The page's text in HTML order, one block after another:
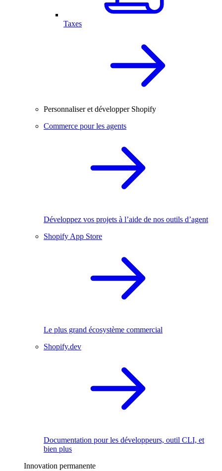
Taxes
Personnaliser et développer Shopify
Commerce pour les agents
Développez vos projets à l’aide de nos outils d’agent
Shopify App Store
Le plus grand écosystème commercial
Shopify.dev
Documentation pour les développeurs, outil CLI, et
bien plus
Innovation permanente